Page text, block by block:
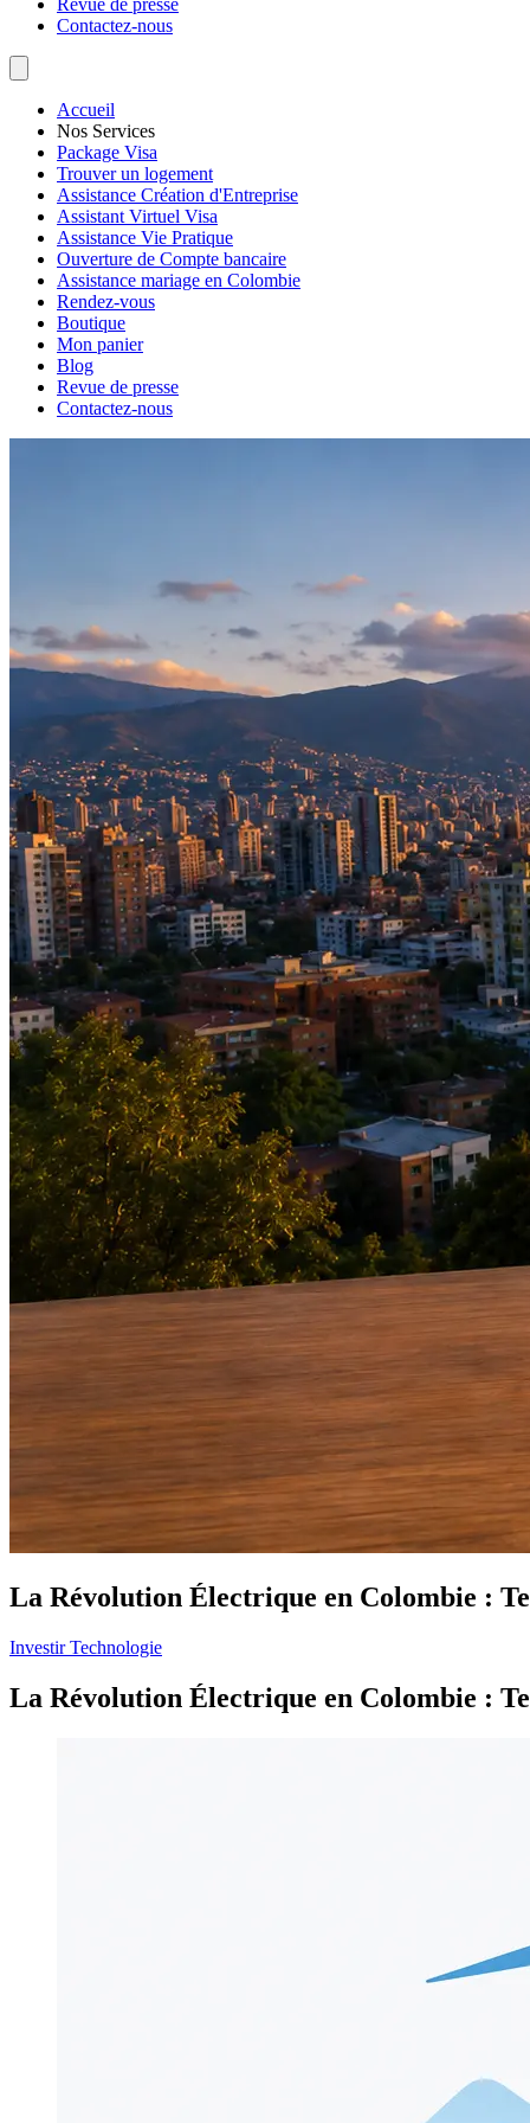
Revue de presse
Contactez-nous
Accueil
Nos Services
Package Visa
Trouver un logement
Assistance Création d'Entreprise
Assistant Virtuel Visa
Assistance Vie Pratique
Ouverture de Compte bancaire
Assistance mariage en Colombie
Rendez-vous
Boutique
Mon panier
Blog
Revue de presse
Contactez-nous
La Révolution Électrique en Colombie :
InvestirTechnologie
La Révolution Électrique en Colombie :